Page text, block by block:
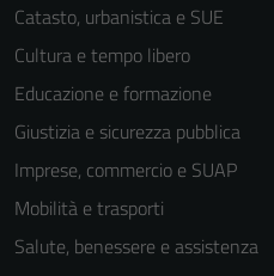
Catasto, urbanistica e SUE
Cultura e tempo libero
Educazione e formazione
Giustizia e sicurezza pubblica
Imprese, commercio e SUAP
Mobilità e trasporti
Salute, benessere e assistenza